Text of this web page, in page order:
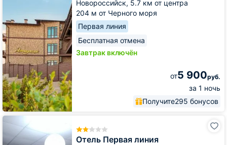
Новороссийск, 5.7 км от центра
204 м от Черного моря
Первая линия
Бесплатная отмена
Завтрак включён
от5 900руб.
за 1 ночь
Получите295 бонусов
Отель Первая линия
Отель
Первая
линия